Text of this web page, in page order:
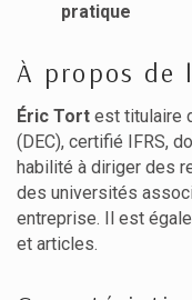
pratique
À propos de
Éric Tort est titulaire
(DEC), certifié IFRS,
habilité à diriger des
des universités
entreprise. Il est
et articles.